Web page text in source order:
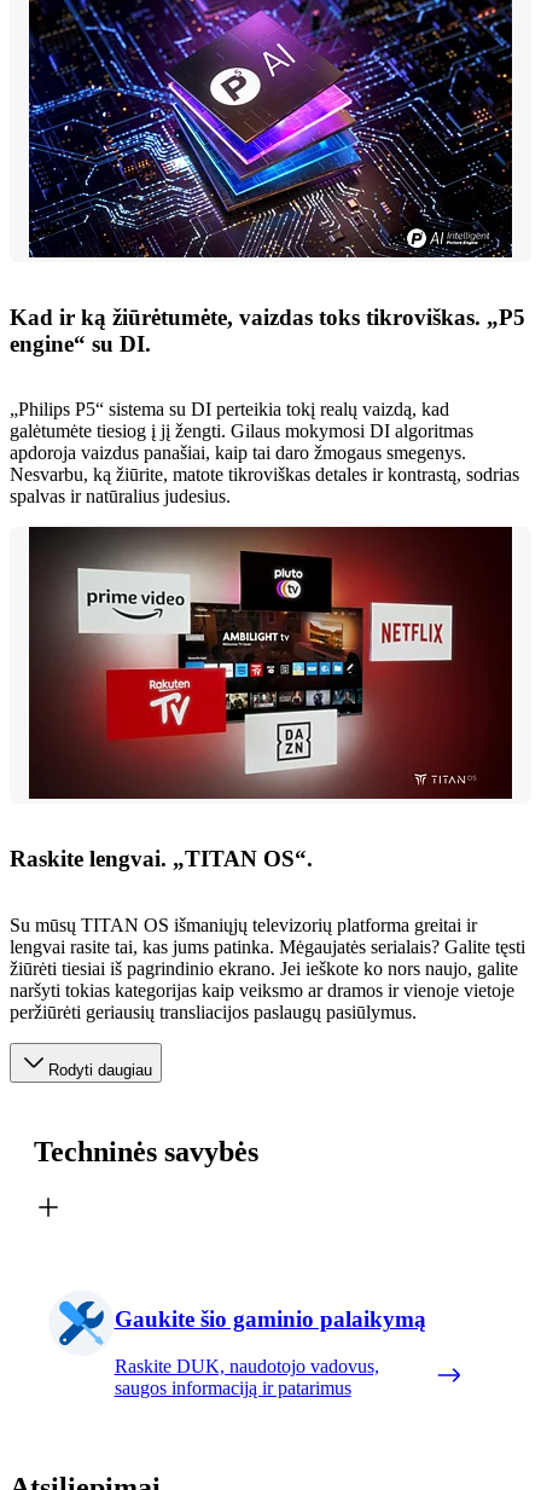
Kad ir ką žiūrėtumėte, vaizdas toks tikroviškas. „P5
engine“ su DI.
„Philips P5“ sistema su DI perteikia tokį realų vaizdą, kad
galėtumėte tiesiog į jį žengti. Gilaus mokymosi DI algoritmas
apdoroja vaizdus panašiai, kaip tai daro žmogaus smegenys.
Nesvarbu, ką žiūrite, matote tikroviškas detales ir kontrastą, sodrias
spalvas ir natūralius judesius.
Raskite lengvai. „TITAN OS“.
Su mūsų TITAN OS išmaniųjų televizorių platforma greitai ir
lengvai rasite tai, kas jums patinka. Mėgaujatės serialais? Galite tęsti
žiūrėti tiesiai iš pagrindinio ekrano. Jei ieškote ko nors naujo, galite
naršyti tokias kategorijas kaip veiksmo ar dramos ir vienoje vietoje
peržiūrėti geriausių transliacijos paslaugų pasiūlymus.
Rodyti daugiau
Techninės savybės
Gaukite šio gaminio palaikymą
Raskite DUK, naudotojo vadovus,
saugos informaciją ir patarimus